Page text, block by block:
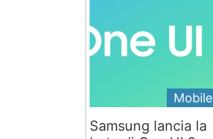
Mobile
Samsung lancia la